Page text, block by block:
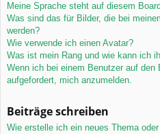
Meine Sprache steht auf diesem
Was sind das für Bilder, die bei
werden?
Wie verwende ich einen Avatar?
Was ist mein Rang und wie kann ich
Wenn ich bei einem Benutzer auf
aufgefordert, mich anzumelden.
Beiträge schreiben
Wie erstelle ich ein neues Thema